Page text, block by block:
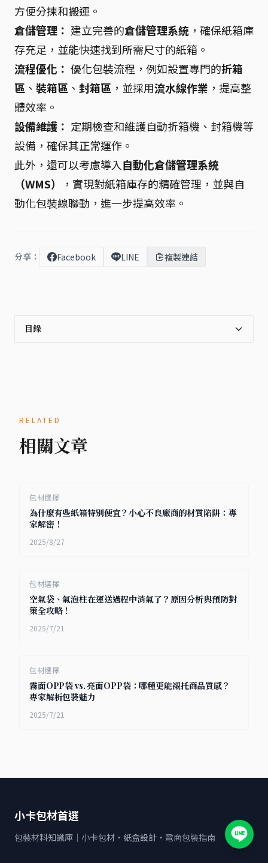
方便分揀和搬運。
倉儲管理： 建立完善的倉儲管理系統 ，確保紙箱庫
存充足，並能快速找到所需尺寸的紙箱。
流程優化： 優化包裝流程，例如設置專門的折箱
區 、 裝箱區 、 封箱區 ，並採用流水線作業 ，提高整
體效率。
設備維護： 定期檢查和維護自動折箱機、封箱機等
設備，確保其正常運作。
此外，還可以考慮導入自動化倉儲管理系統
（WMS）
，實現對紙箱庫存的精確管理，並與自
動化包裝線聯動，進一步提高效率。
分享： Facebook LINE 複製連結
目錄
RELATED
相關文章
包材選擇
為什麼有些紙箱特別便宜？小心不良廠商的材質陷阱：專
家解密！
2025/8/27
包材選擇
空氣袋、氣泡柱在運送過程中消氣了？原因分析與預防對
策全攻略！
2025/7/21
包材選擇
霧面OPP袋 vs. 亮面OPP袋：哪種更能襯托商品質感？
專家解析包裝魅力
2025/7/21
小卡包材首選
包裝材料知識庫｜小卡包材・紙盒設計・電商包裝指南